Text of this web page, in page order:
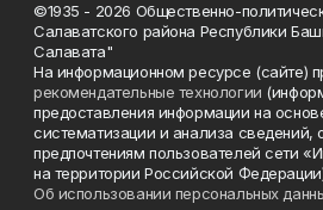
©1935 - 2026 Общественно-
Салаватского района Республики
Салавата"
На информационном ресурсе (сайте)
рекомендательные технологии
предоставления информации на
систематизации и анализа сведений,
предпочтениям пользователей сети
на территории Российской
Об использовании персональных